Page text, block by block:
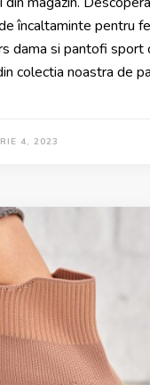
încaltaminte pentru
dama si pantofi sport
colectia noastra de
4, 2023